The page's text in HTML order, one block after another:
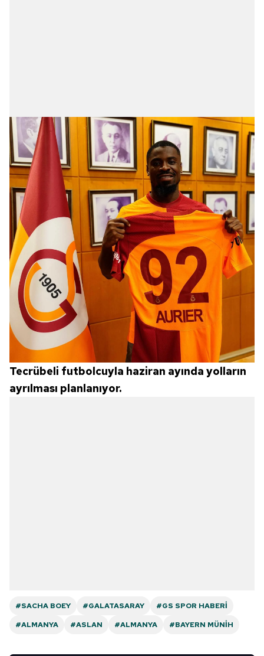
Tecrübeli futbolcuyla haziran ayında yolların
ayrılması planlanıyor.
#SACHA BOEY #GALATASARAY
#GS SPOR HABERI
#ALMANYA
#ASLAN #ALMANYA #BAYERN MÜNIH